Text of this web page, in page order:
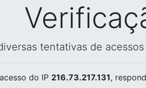
tentativas de
do IP 216.73.217.131,